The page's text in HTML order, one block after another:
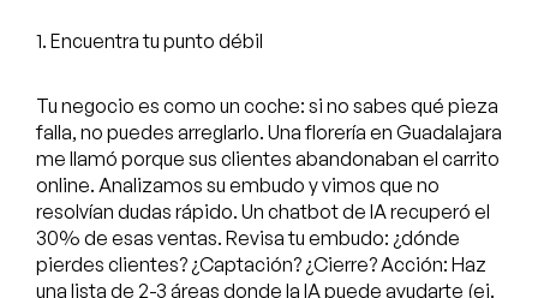
1. Encuentra tu punto débil
Tu negocio es como un coche: si no sabes qué pieza
falla, no puedes arreglarlo. Una florería en Guadalajara
me llamó porque sus clientes abandonaban el carrito
online. Analizamos su embudo y vimos que no
resolvían dudas rápido. Un chatbot de IA recuperó el
30% de esas ventas. Revisa tu embudo: ¿dónde
pierdes clientes? ¿Captación? ¿Cierre? Acción: Haz
una lista de 2-3 áreas donde la IA puede ayudarte (ej.